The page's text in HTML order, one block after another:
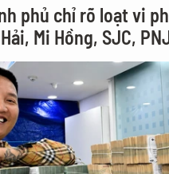
phủ chỉ rõ loạt vi
Mi Hồng, SJC,